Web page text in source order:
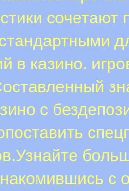
в казино.
с
с